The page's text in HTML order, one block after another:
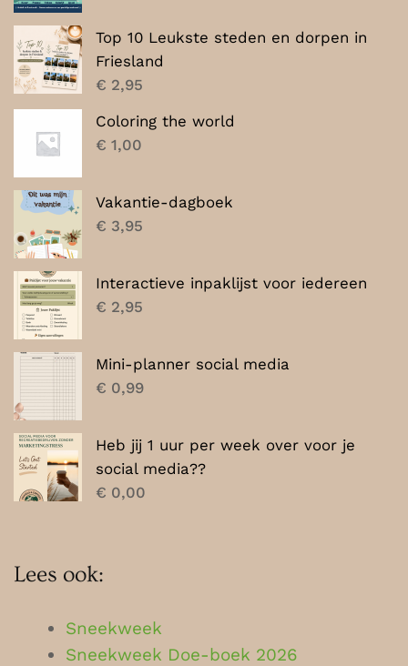
Top 10 Leukste steden en dorpen in
Friesland
€ 2,95
Coloring the world
€ 1,00
Vakantie-dagboek
€ 3,95
Interactieve inpaklijst voor iedereen
€ 2,95
Mini-planner social media
€ 0,99
Heb jij 1 uur per week over voor je
social media??
€ 0,00
Lees ook:
Sneekweek
Sneekweek Doe-boek 2026